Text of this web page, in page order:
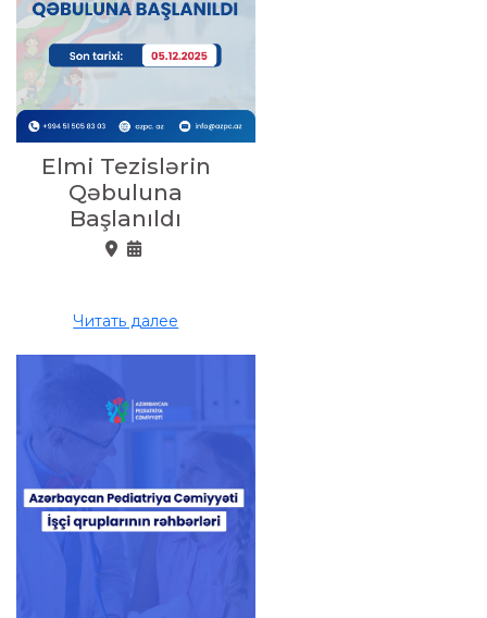
Elmi Tezislərin
Qəbuluna
Başlanıldı
Читать далее